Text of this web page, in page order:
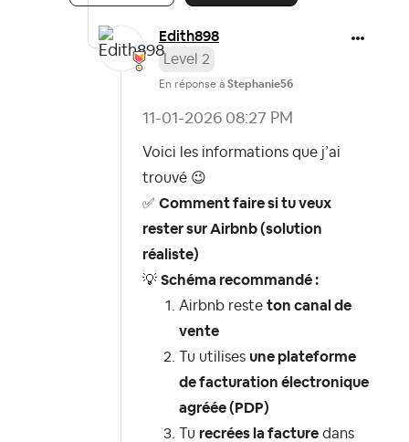
Edith898
Level 2
En réponse à Stephanie56
‎11-01-2026 08:27 PM
Voici les informations que j’ai
trouvé 😉
✅ Comment faire si tu veux
rester sur Airbnb (solution
réaliste)
💡 Schéma recommandé :
Airbnb reste ton canal de
vente
Tu utilises une plateforme
de facturation électronique
agréée (PDP)
Tu recrées la facture dans